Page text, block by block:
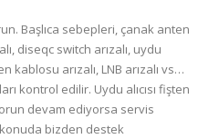
Başlıca sebepleri, çanak anten
diseqc switch arızalı, uydu
kablosu arızalı, LNB arızalı vs…
kontrol edilir. Uydu alıcısı fişten
devam ediyorsa servis
konuda bizden destek